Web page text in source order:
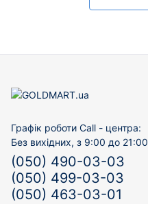
Графік роботи Call - центра:
Без вихідних, з 9:00 до 21:00
(050) 490-03-03
(050) 499-03-03
(050) 463-03-01